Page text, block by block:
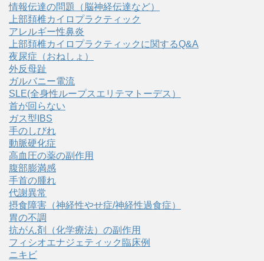
情報伝達の問題（脳神経伝達など）
上部頚椎カイロプラクティック
アレルギー性鼻炎
上部頚椎カイロプラクティックに関するQ&A
夜尿症（おねしょ）
外反母趾
ガルバニー電流
SLE(全身性ループスエリテマトーデス）
首が回らない
ガス型IBS
手のしびれ
動脈硬化症
高血圧の薬の副作用
腹部膨満感
手首の腫れ
代謝異常
摂食障害（神経性やせ症/神経性過食症）
胃の不調
抗がん剤（化学療法）の副作用
フィシオエナジェティック臨床例
ニキビ